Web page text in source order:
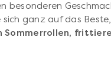
besonderen
sich ganz auf das
Sommerrollen,